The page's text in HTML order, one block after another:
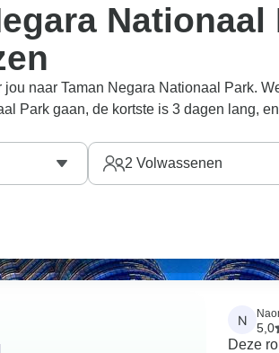
Nationaal
naar Taman Negara Nationaal Park.
Park gaan, de kortste is 3 dagen lang,
2 Volwassenen
N
5,0
Deze